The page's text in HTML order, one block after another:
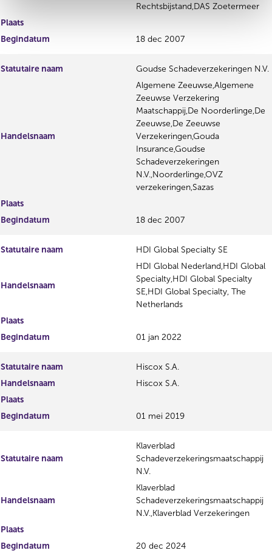
Rechtsbijstand,DAS Zoetermeer
Plaats
Begindatum
18 dec 2007
Statutaire naam Goudse Schadeverzekeringen N.V.
Handelsnaam
Algemene Zeeuwse,Algemene
Zeeuwse Verzekering
Maatschappij,De Noorderlinge,De
Zeeuwse,De Zeeuwse
Verzekeringen,Gouda
Insurance,Goudse
Schadeverzekeringen
N.V.,Noorderlinge,OVZ
verzekeringen,Sazas
Plaats
Begindatum
18 dec 2007
Statutaire naam HDI Global Specialty SE
Handelsnaam
HDI Global Nederland,HDI Global
Specialty,HDI Global Specialty
SE,HDI Global Specialty, The
Netherlands
Plaats
Begindatum
01 jan 2022
Statutaire naam
Hiscox S.A.
Handelsnaam
Hiscox S.A.
Plaats
Begindatum
01 mei 2019
Statutaire naam
Klaverblad
Schadeverzekeringsmaatschappij
N.V.
Handelsnaam
Klaverblad
Schadeverzekeringsmaatschappij
N.V.,Klaverblad Verzekeringen
Plaats
Begindatum
20 dec 2024